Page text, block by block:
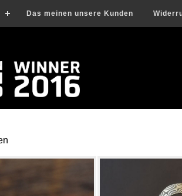
Das meinen unsere Kunden